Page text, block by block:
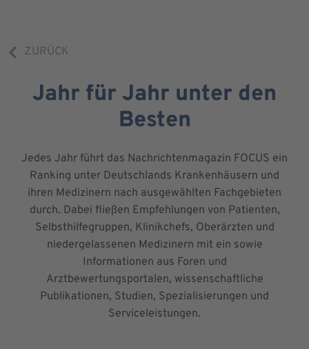
ZURÜCK
Jahr für Jahr unter den
Besten
Jedes Jahr führt das Nachrichtenmagazin FOCUS ein
Ranking unter Deutschlands Krankenhäusern und
ihren Medizinern nach ausgewählten Fachgebieten
durch. Dabei fließen Empfehlungen von Patienten,
Selbsthilfegruppen, Klinikchefs, Oberärzten und
niedergelassenen Medizinern mit ein sowie
Informationen aus Foren und
Arztbewertungsportalen, wissenschaftliche
Publikationen, Studien, Spezialisierungen und
Serviceleistungen.